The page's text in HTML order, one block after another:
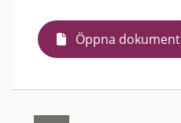
Öppna dokument